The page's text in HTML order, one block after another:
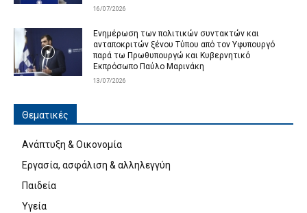
16/07/2026
Ενημέρωση των πολιτικών συντακτών και
ανταποκριτών ξένου Τύπου από τον Υφυπουργό
παρά τω Πρωθυπουργώ και Κυβερνητικό
Εκπρόσωπο Παύλο Μαρινάκη
13/07/2026
Θεματικές
Ανάπτυξη & Οικονομία
Εργασία, ασφάλιση & αλληλεγγύη
Παιδεία
Υγεία